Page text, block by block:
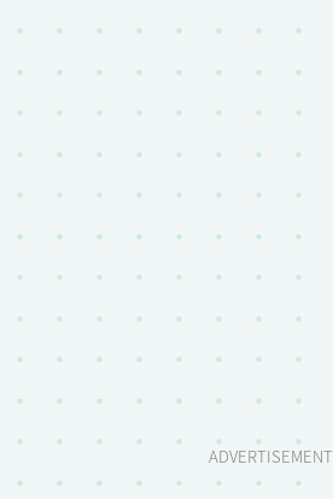
ADVERTISEMENT